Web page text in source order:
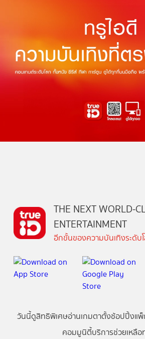
THE NEXT WORLD-
ENTERTAINMENT
อีกขั้นของความบันเทิงระดับ
วันนี้ดูสิทธิพิเศษอ่านเกมตาตั้งช้อปปิ้งแ
คอมมูนิตี้บริการช่วยเหลือ